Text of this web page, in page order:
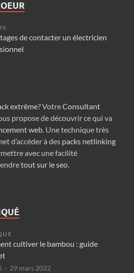
de contacter un électricien
extrême? VotreConsultant
propose de découvrir ce qui va
web. Une technique très
d’accéder à des packs netlinking
avec une facilité
tout sur le seo.
cultiver le bambou : guide
29 mars 2022